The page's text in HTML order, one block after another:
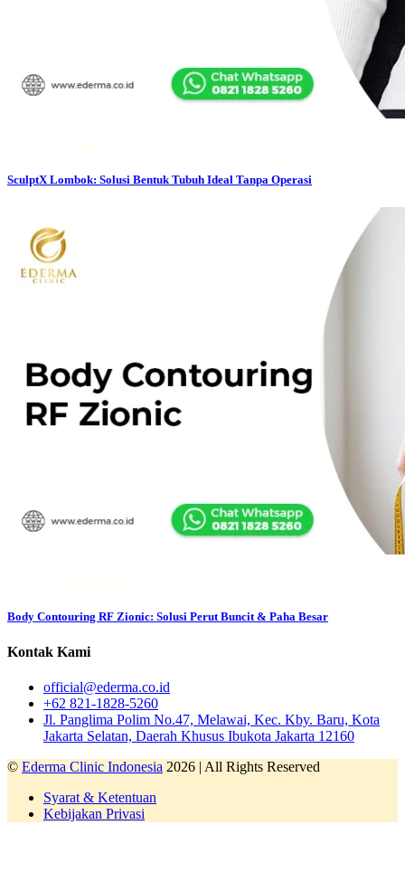
SculptX Lombok: Solusi Bentuk Tubuh Ideal Tanpa Operasi
Body Contouring RF Zionic: Solusi Perut Buncit & Paha Besar
Kontak Kami
official@ederma.co.id
+62 821-1828-5260
Jl. Panglima Polim No.47, Melawai, Kec. Kby. Baru, Kota
Jakarta Selatan, Daerah Khusus Ibukota Jakarta 12160
© Ederma Clinic Indonesia 2026 | All Rights Reserved
Syarat & Ketentuan
Kebijakan Privasi